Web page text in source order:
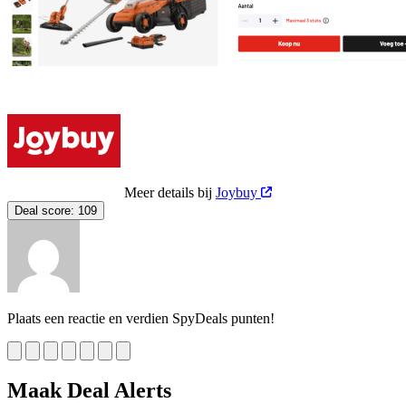
Meer details bij Joybuy
Deal score: 109
Plaats een reactie en verdien SpyDeals punten!
Maak Deal Alerts